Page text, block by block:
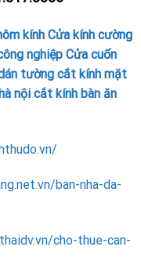
kính Cửa kính cường
nghiệp Cửa cuốn
tường cắt kính mặt
nội cắt kính bàn ăn
ban-nha-da-
cho-thue-can-